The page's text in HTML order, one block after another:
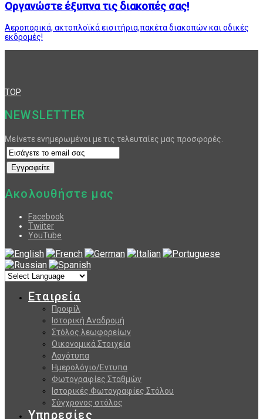
Οργανώστε έξυπνα τις διακοπές σας!
Αεροπορικά, ακτοπλοϊκά εισιτήρια,πακέτα διακοπών και οδικές
εκδρομές!
TOP
NEWSLETTER
Μείνετε ενημερωμένοι με τις τελευταίες μας προσφορές.
Ακολουθήστε μας
Facebook
Twiiter
YouTube
Εταιρεία
Προφίλ
Ιστορική Αναδρομή
Στόλος λεωφορείων
Οικονομικά Στοιχεία
Λογότυπα
Ημερολόγιο/Εντυπα
Φωτογραφίες Σταθμών
Ιστορικές Φωτογραφίες Στόλου
Σύγχρονος στόλος
Υπηρεσίες